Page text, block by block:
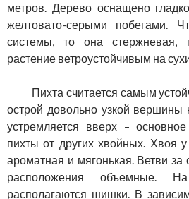
метров. Дерево оснащено
желтовато-серыми побегами.
системы, то она стержневая,
растение ветроустойчивым на
Пихта считается самым
острой довольно узкой вершины
устремляется вверх –
пихты от других хвойных. Хвоя
ароматная и мягонькая. Ветви за
расположения объемные.
располагаются шишки. В